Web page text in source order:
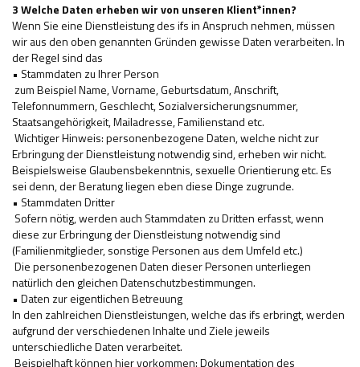
3 Welche Daten erheben wir von unseren Klient*innen?
Wenn Sie eine Dienstleistung des ifs in Anspruch nehmen, müssen
wir aus den oben genannten Gründen gewisse Daten verarbeiten. In
der Regel sind das
• Stammdaten zu Ihrer Person
­ zum Beispiel Name, Vorname, Geburtsdatum, Anschrift,
Telefonnummern, Geschlecht, Sozialversicherungsnummer,
Staatsangehörigkeit, Mailadresse, Familienstand etc.
­ Wichtiger Hinweis: personenbezogene Daten, welche nicht zur
Erbringung der Dienstleistung notwendig sind, erheben wir nicht.
Beispielsweise Glaubensbekenntnis, sexuelle Orientierung etc. Es
sei denn, der Beratung liegen eben diese Dinge zugrunde.
• Stammdaten Dritter
­ Sofern nötig, werden auch Stammdaten zu Dritten erfasst, wenn
diese zur Erbringung der Dienstleistung notwendig sind
(Familienmitglieder, sonstige Personen aus dem Umfeld etc.)
­ Die personenbezogenen Daten dieser Personen unterliegen
natürlich den gleichen Datenschutzbestimmungen.
• Daten zur eigentlichen Betreuung
In den zahlreichen Dienstleistungen, welche das ifs erbringt, werden
aufgrund der verschiedenen Inhalte und Ziele jeweils
unterschiedliche Daten verarbeitet.
­ Beispielhaft können hier vorkommen: Dokumentation des